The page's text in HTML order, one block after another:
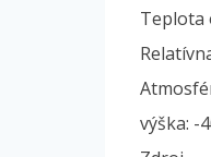
Teplota
výška: -